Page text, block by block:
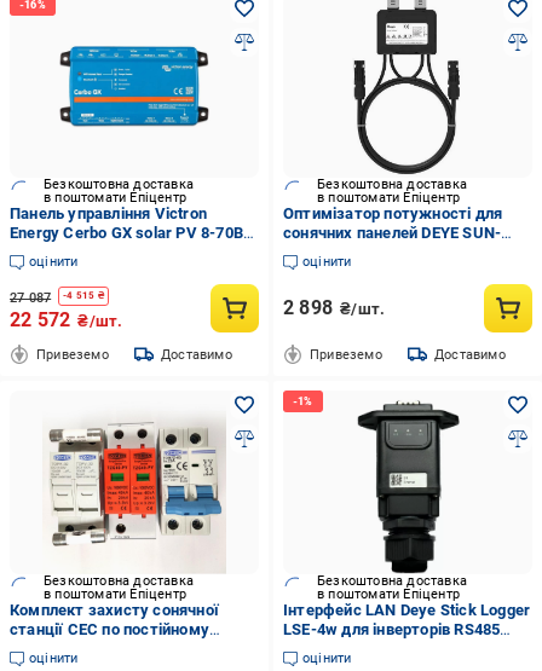
Безкоштовна доставка
в поштомати Епіцентр
Панель управління Victron
Energy Cerbo GX solar PV 8-70В
78x154x48 мм (1359924-1C)
оцінити
27 087 -4 515 ₴
22 572 ₴/шт.
Привеземо Доставимо
Безкоштовна доставка
в поштомати Епіцентр
Оптимізатор потужності для
сонячних панелей DEYE SUN-
XL02-B 700 Вт
оцінити
2 898 ₴/шт.
Привеземо Доставимо
Безкоштовна доставка
в поштомати Епіцентр
Комплект захисту сонячної
станції СЕС по постійному
струму 1000В (35343343)
оцінити
Безкоштовна доставка
в поштомати Епіцентр
Інтерфейс LAN Deye Stick Logger
LSE-4w для інверторів RS485
RS232 TTL IP65 Black (34965367)
оцінити